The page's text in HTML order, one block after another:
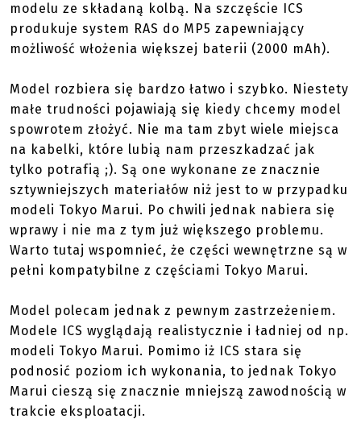
modelu ze składaną kolbą. Na szczęście ICS
produkuje system RAS do MP5 zapewniający
możliwość włożenia większej baterii (2000 mAh).
Model rozbiera się bardzo łatwo i szybko. Niestety
małe trudności pojawiają się kiedy chcemy model
spowrotem złożyć. Nie ma tam zbyt wiele miejsca
na kabelki, które lubią nam przeszkadzać jak
tylko potrafią ;). Są one wykonane ze znacznie
sztywniejszych materiałów niż jest to w przypadku
modeli Tokyo Marui. Po chwili jednak nabiera się
wprawy i nie ma z tym już większego problemu.
Warto tutaj wspomnieć, że części wewnętrzne są w
pełni kompatybilne z częściami Tokyo Marui.
Model polecam jednak z pewnym zastrzeżeniem.
Modele ICS wyglądają realistycznie i ładniej od np.
modeli Tokyo Marui. Pomimo iż ICS stara się
podnosić poziom ich wykonania, to jednak Tokyo
Marui cieszą się znacznie mniejszą zawodnością w
trakcie eksploatacji.